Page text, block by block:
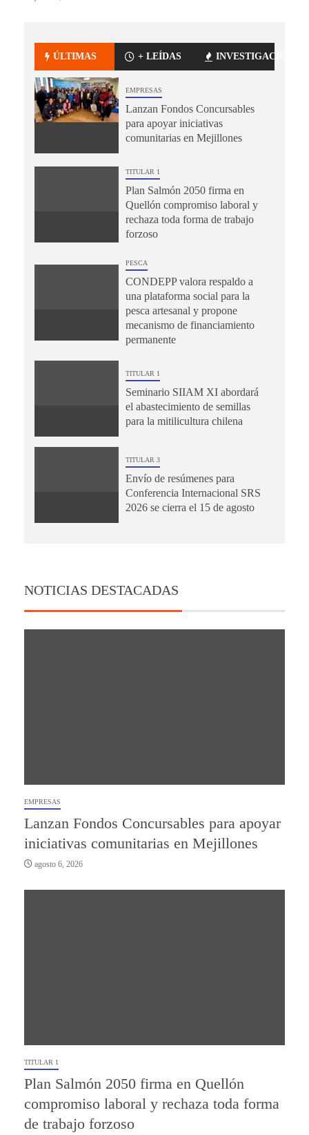
ÚLTIMAS + LEÍDAS INVESTIGACIÓN
EMPRESAS
Lanzan Fondos Concursables
para apoyar iniciativas
comunitarias en Mejillones
TITULAR 1
Plan Salmón 2050 firma en
Quellón compromiso laboral y
rechaza toda forma de trabajo
forzoso
PESCA
CONDEPP valora respaldo a
una plataforma social para la
pesca artesanal y propone
mecanismo de financiamiento
permanente
TITULAR 1
Seminario SIIAM XI abordará
el abastecimiento de semillas
para la mitilicultura chilena
TITULAR 3
Envío de resúmenes para
Conferencia Internacional SRS
2026 se cierra el 15 de agosto
NOTICIAS DESTACADAS
EMPRESAS
Lanzan Fondos Concursables para apoyar
iniciativas comunitarias en Mejillones
agosto 6, 2026
TITULAR 1
Plan Salmón 2050 firma en Quellón
compromiso laboral y rechaza toda forma
de trabajo forzoso